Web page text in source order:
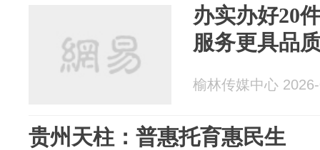
办实办好20
服务更具品
榆林传媒中心
贵州天柱：普惠托育惠民生